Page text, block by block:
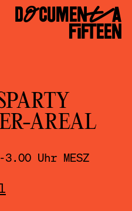
DOCUMENTA
FIFTEEN
AREAL
Uhr MESZ